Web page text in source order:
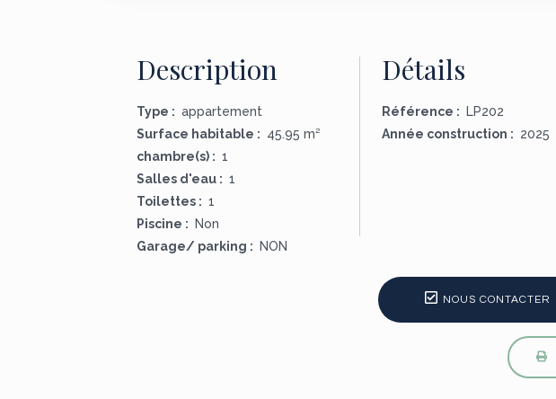
Description
Type : appartement
Surface habitable : 45.95 m²
chambre(s) : 1
Salles d'eau : 1
Toilettes : 1
Piscine :
Non
Garage/ parking :
NON
Détails
Référence :
LP202
Année construction : 2025
NOUS CONTACTER